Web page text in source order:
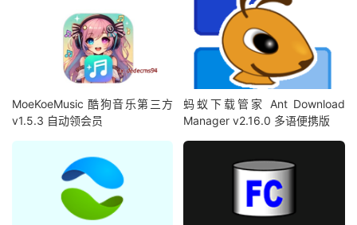
MoeKoeMusic 酷狗音乐第三方
v1.5.3 自动领会员
蚂蚁下载管家 Ant Download
Manager v2.16.0 多语便携版